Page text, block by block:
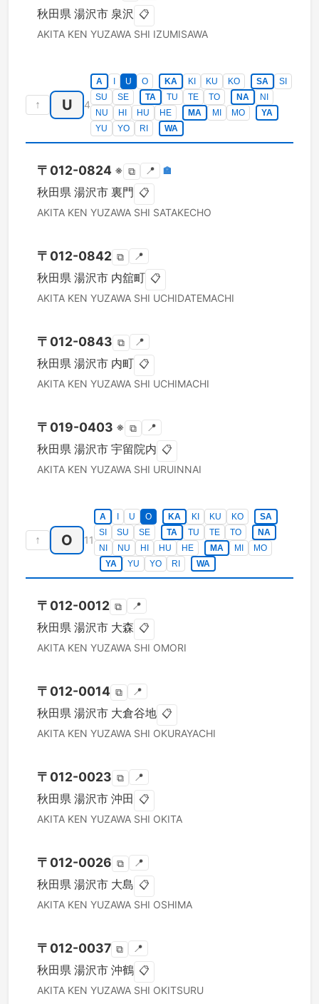
秋田県 湯沢市 泉沢 📋
AKITA KEN YUZAWA SHI IZUMISAWA
↑ U 4
A U O KA KI KU KO SA
SI
SU
SE TA TU TE TO NA
NI
NU
HI HU HE MA MI MO
YA
YU
YO RI WA
〒 012-0824 ※ ⧉ 📍 🏣
秋田県 湯沢市 裏門 📋
AKITA KEN YUZAWA SHI SATAKECHO
〒 012-0842 ⧉ 📍
秋田県 湯沢市 内舘町 📋
AKITA KEN YUZAWA SHI UCHIDATEMACHI
〒 012-0843 ⧉ 📍
秋田県 湯沢市 内町 📋
AKITA KEN YUZAWA SHI UCHIMACHI
〒 019-0403 ※ ⧉ 📍
秋田県 湯沢市 宇留院内 📋
AKITA KEN YUZAWA SHI URUINNAI
↑ O 11
A U O KA KI KU KO
SA
SI
SU SE TA TU TE TO
NA
NI
NU HI HU HE MA MI
MO
YA
YU YO RI WA
〒 012-0012 ⧉ 📍
秋田県 湯沢市 大森 📋
AKITA KEN YUZAWA SHI OMORI
〒 012-0014 ⧉ 📍
秋田県 湯沢市 大倉谷地 📋
AKITA KEN YUZAWA SHI OKURAYACHI
〒 012-0023 ⧉ 📍
秋田県 湯沢市 沖田 📋
AKITA KEN YUZAWA SHI OKITA
〒 012-0026 ⧉ 📍
秋田県 湯沢市 大島 📋
AKITA KEN YUZAWA SHI OSHIMA
〒 012-0037 ⧉ 📍
秋田県 湯沢市 沖鶴 📋
AKITA KEN YUZAWA SHI OKITSURU